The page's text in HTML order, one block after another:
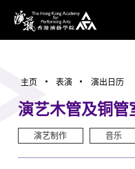
香港演艺学院
主页 表演 演出日历
演艺木管及铜管
演艺制作 音乐